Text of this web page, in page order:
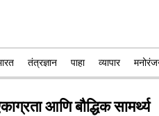
तंत्रज्ञान पाहा व्यापार
आणि बौद्धिक सामर्थ्य